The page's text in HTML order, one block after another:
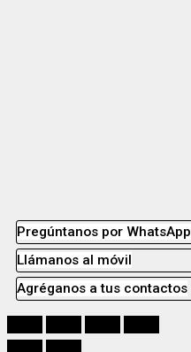
Pregúntanos por WhatsApp
Llámanos al móvil
Agréganos a tus contactos